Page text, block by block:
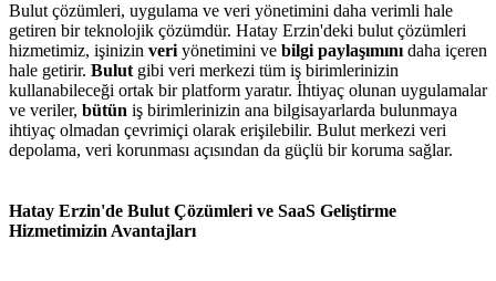
Bulut çözümleri, uygulama ve veri yönetimini daha verimli hale
getiren bir teknolojik çözümdür. Hatay Erzin'deki bulut çözümleri
hizmetimiz, işinizin veri yönetimini ve bilgi paylaşımını daha içeren
hale getirir. Bulut gibi veri merkezi tüm iş birimlerinizin
kullanabileceği ortak bir platform yaratır. İhtiyaç olunan uygulamalar
ve veriler, bütün iş birimlerinizin ana bilgisayarlarda bulunmaya
ihtiyaç olmadan çevrimiçi olarak erişilebilir. Bulut merkezi veri
depolama, veri korunması açısından da güçlü bir koruma sağlar.
Hatay Erzin'de Bulut Çözümleri ve SaaS Geliştirme
Hizmetimizin Avantajları